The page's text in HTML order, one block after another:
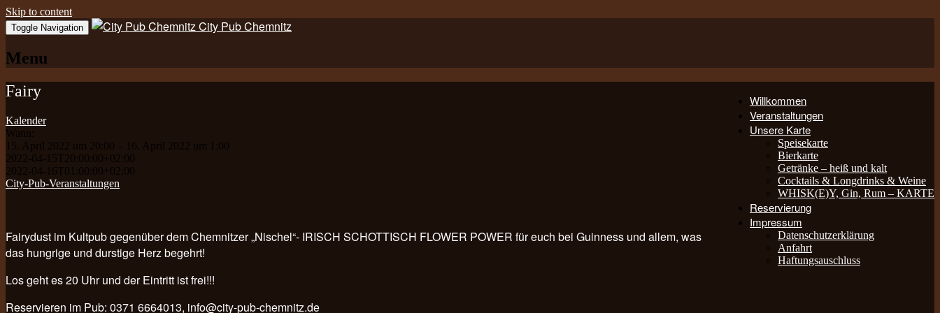
Skip to content
Toggle Navigation City Pub Chemnitz
Menu
Willkommen
Veranstaltungen
Unsere Karte
Speisekarte
Bierkarte
Getränke – heiß und kalt
Cocktails & Longdrinks & Weine
WHISK(E)Y, Gin, Rum – KARTE
Reservierung
Impressum
Datenschutzerklärung
Anfahrt
Haftungsauschluss
Fairy
Kalender
Wann:
15. April 2022 um 20:00 – 16. April 2022 um 1:00
2022-04-15T20:00:00+02:00
2022-04-16T01:00:00+02:00
City-Pub-Veranstaltungen
Fairydust im Kultpub gegenüber dem Chemnitzer „Nischel“- IRISCH SCHOTTISCH FLOWER POWER für euch bei Guinness und allem, was
das hungrige und durstige Herz begehrt!
Los geht es 20 Uhr und der Eintritt ist frei!!!
Reservieren im Pub: 0371 6664013, info@city-pub-chemnitz.de